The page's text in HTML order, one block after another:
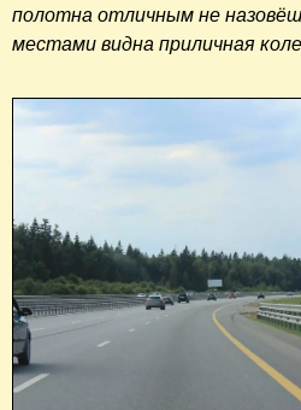
полотна отличным не
местами видна приличная